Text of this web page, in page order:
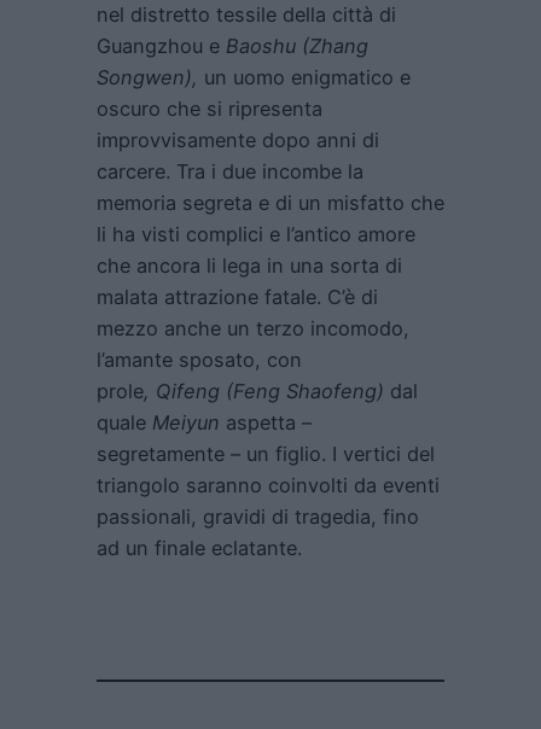
nel distretto tessile della città di
Guangzhou e Baoshu (Zhang
Songwen), un uomo enigmatico e
oscuro che si ripresenta
improvvisamente dopo anni di
carcere. Tra i due incombe la
memoria segreta e di un misfatto che
li ha visti complici e l’antico amore
che ancora li lega in una sorta di
malata attrazione fatale. C’è di
mezzo anche un terzo incomodo,
l’amante sposato, con
prole, Qifeng (Feng Shaofeng) dal
quale Meiyun aspetta –
segretamente – un figlio. I vertici del
triangolo saranno coinvolti da eventi
passionali, gravidi di tragedia, fino
ad un finale eclatante.